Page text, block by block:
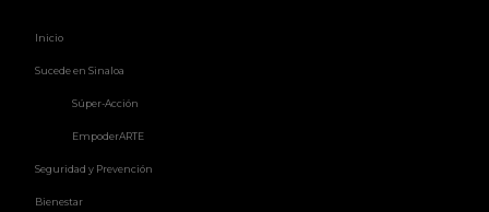
Inicio
Sucede en Sinaloa
Súper-Acción
EmpoderARTE
Seguridad y Prevención
Bienestar